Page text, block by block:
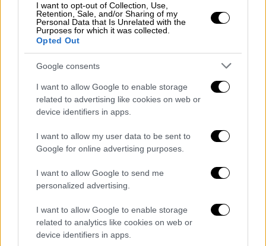
I want to opt-out of Collection, Use,
Retention, Sale, and/or Sharing of my
Personal Data that Is Unrelated with the
Purposes for which it was collected.
Opted Out
Google consents
I want to allow Google to enable storage
related to advertising like cookies on web or
device identifiers in apps.
I want to allow my user data to be sent to
Google for online advertising purposes.
I want to allow Google to send me
personalized advertising.
I want to allow Google to enable storage
related to analytics like cookies on web or
device identifiers in apps.
καταγραφέςγια τον μήνα Ιούλιο. Οι μαύρες
κουκκίδες υποδεικνύουν τα ακριβή σημεία
όπου εντοπίστηκαν μέδουσες, ενώ οι
κόκκινες αποχρώσεις δείχνουν την ένταση
της εξάπλωσής τους — όσο πιο σκούρα η
σκίαση, τόσο συχνότερη και εντονότερη η
παρουσία τους. Στις περιοχές με πιο
ανοιχτή κόκκινη απόχρωση, τα περιστατικά
είναι μεμονωμένα ή συμβαίνουν
περιστασιακά, επηρεαζόμενα από τα